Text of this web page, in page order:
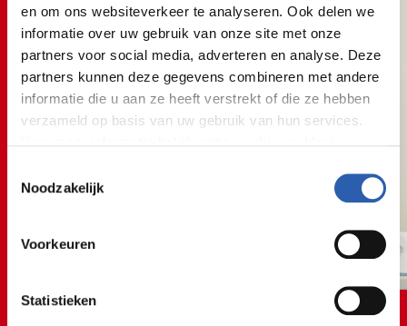
en om ons websiteverkeer te analyseren. Ook delen we
informatie over uw gebruik van onze site met onze
partners voor social media, adverteren en analyse. Deze
partners kunnen deze gegevens combineren met andere
informatie die u aan ze heeft verstrekt of die ze hebben
verzameld op basis van uw gebruik van hun services.
We werken samen met
die uw gegevens
Noodzakelijk
Voorkeuren
Statistieken